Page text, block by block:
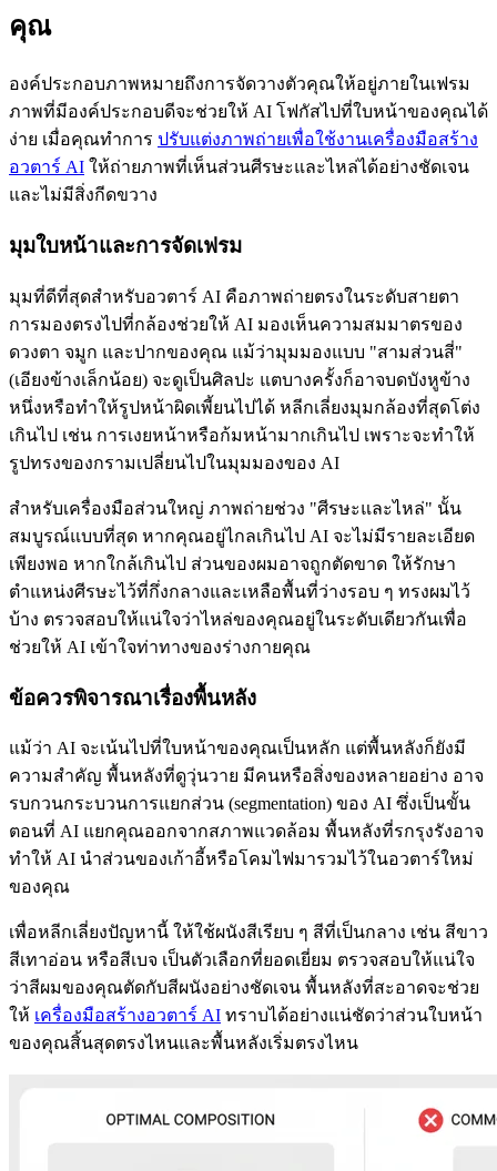
คุณ
องค์ประกอบภาพหมายถึงการจัดวางตัวคุณให้อยู่ภายในเฟรม
ภาพที่มีองค์ประกอบดีจะช่วยให้ AI โฟกัสไปที่ใบหน้าของคุณได้
ง่าย เมื่อคุณทำการ ปรับแต่งภาพถ่ายเพื่อใช้งานเครื่องมือสร้าง
อวตาร์ AI ให้ถ่ายภาพที่เห็นส่วนศีรษะและไหล่ได้อย่างชัดเจน
และไม่มีสิ่งกีดขวาง
มุมใบหน้าและการจัดเฟรม
มุมที่ดีที่สุดสำหรับอวตาร์ AI คือภาพถ่ายตรงในระดับสายตา
การมองตรงไปที่กล้องช่วยให้ AI มองเห็นความสมมาตรของ
ดวงตา จมูก และปากของคุณ แม้ว่ามุมมองแบบ "สามส่วนสี่"
(เอียงข้างเล็กน้อย) จะดูเป็นศิลปะ แตบางครั้งก็อาจบดบังหูข้าง
หนึ่งหรือทำให้รูปหน้าผิดเพี้ยนไปได้ หลีกเลี่ยงมุมกล้องที่สุดโต่ง
เกินไป เช่น การเงยหน้าหรือก้มหน้ามากเกินไป เพราะจะทำให้
รูปทรงของกรามเปลี่ยนไปในมุมมองของ AI
สำหรับเครื่องมือส่วนใหญ่ ภาพถ่ายช่วง "ศีรษะและไหล่" นั้น
สมบูรณ์แบบที่สุด หากคุณอยู่ไกลเกินไป AI จะไม่มีรายละเอียด
เพียงพอ หากใกล้เกินไป ส่วนของผมอาจถูกตัดขาด ให้รักษา
ตำแหน่งศีรษะไว้ที่กึ่งกลางและเหลือพื้นที่ว่างรอบ ๆ ทรงผมไว้
บ้าง ตรวจสอบให้แน่ใจว่าไหล่ของคุณอยู่ในระดับเดียวกันเพื่อ
ช่วยให้ AI เข้าใจท่าทางของร่างกายคุณ
ข้อควรพิจารณาเรื่องพื้นหลัง
แม้ว่า AI จะเน้นไปที่ใบหน้าของคุณเป็นหลัก แต่พื้นหลังก็ยังมี
ความสำคัญ พื้นหลังที่ดูวุ่นวาย มีคนหรือสิ่งของหลายอย่าง อาจ
รบกวนกระบวนการแยกส่วน (segmentation) ของ AI ซึ่งเป็นขั้น
ตอนที่ AI แยกคุณออกจากสภาพแวดล้อม พื้นหลังที่รกรุงรังอาจ
ทำให้ AI นำส่วนของเก้าอี้หรือโคมไฟมารวมไว้ในอวตาร์ใหม่
ของคุณ
เพื่อหลีกเลี่ยงปัญหานี้ ให้ใช้ผนังสีเรียบ ๆ สีที่เป็นกลาง เช่น สีขาว
สีเทาอ่อน หรือสีเบจ เป็นตัวเลือกที่ยอดเยี่ยม ตรวจสอบให้แน่ใจ
ว่าสีผมของคุณตัดกับสีผนังอย่างชัดเจน พื้นหลังที่สะอาดจะช่วย
ให้ เครื่องมือสร้างอวตาร์ AI ทราบได้อย่างแน่ชัดว่าส่วนใบหน้า
ของคุณสิ้นสุดตรงไหนและพื้นหลังเริ่มตรงไหน